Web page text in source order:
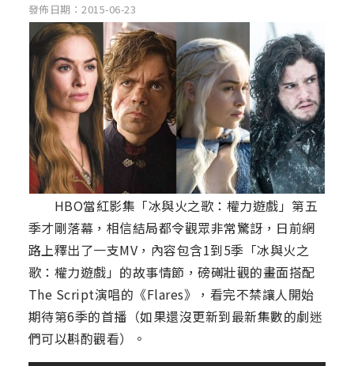
發佈日期：2015-06-23
HBO當紅影集「冰與火之歌：權力遊戲」第五
季才剛落幕，相信結局都令觀眾非常驚訝，日前網
路上釋出了一支MV，內容包含1到5季「冰與火之
歌：權力遊戲」的故事情節，磅礡壯觀的畫面搭配
The Script演唱的《Flares》，看完不禁讓人開始
期待第6季的首播（如果還沒更新到最新集數的劇迷
們可以斟酌觀看）。